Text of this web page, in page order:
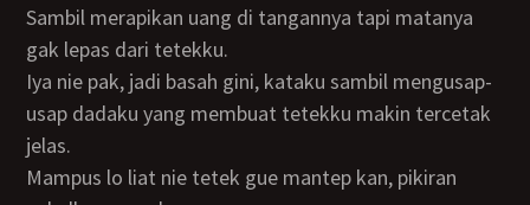
Sambil merapikan uang di tangannya tapi matanya
gak lepas dari tetekku.
Iya nie pak, jadi basah gini, kataku sambil mengusap-
usap dadaku yang membuat tetekku makin tercetak
jelas.
Mampus lo liat nie tetek gue mantep kan, pikiran